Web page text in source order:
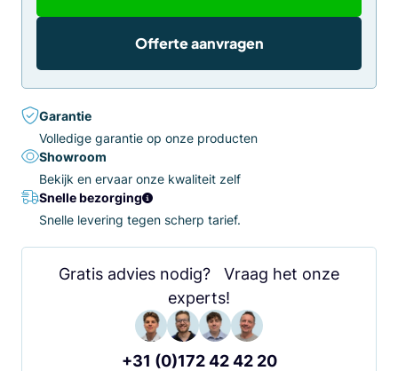
Offerte aanvragen
Garantie
Volledige garantie op onze producten
Showroom
Bekijk en ervaar onze kwaliteit zelf
Snelle bezorging
Snelle levering tegen scherp tarief.
Gratis advies nodig? Vraag het onze
experts!
+31 (0)172 42 42 20